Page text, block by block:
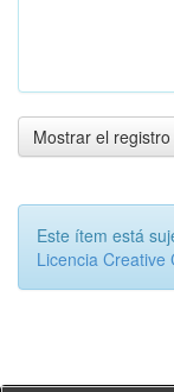
Mostrar el
Este ítem está
Licencia Creative